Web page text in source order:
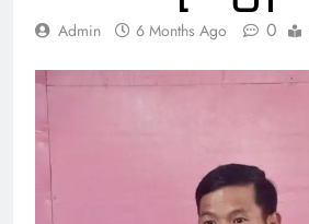
Admin 6 Months Ago 0